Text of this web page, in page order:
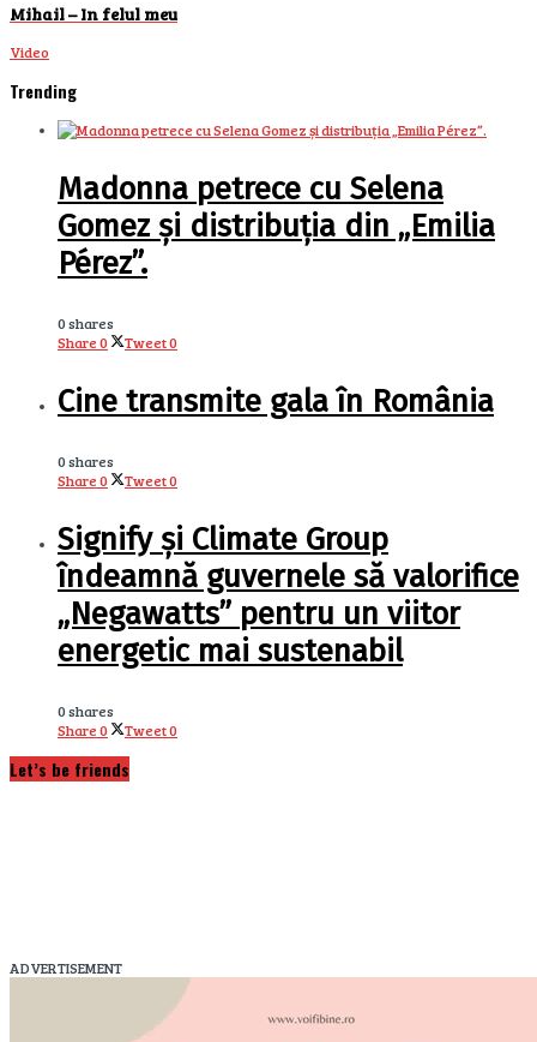
Mihail – In felul meu
Video
Trending
Madonna petrece cu Selena
Gomez și distribuția din „Emilia
Pérez”.
0 shares
Share0 Tweet0
Cine transmite gala în România
0 shares
Share0 Tweet0
Signify și Climate Group
îndeamnă guvernele să valorifice
„Negawatts” pentru un viitor
energetic mai sustenabil
0 shares
Share0 Tweet0
Let’s be friends
ADVERTISEMENT